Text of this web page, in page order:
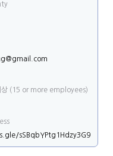
상 (15 or more employees)
sSBqbYPtg1Hdzy3G9